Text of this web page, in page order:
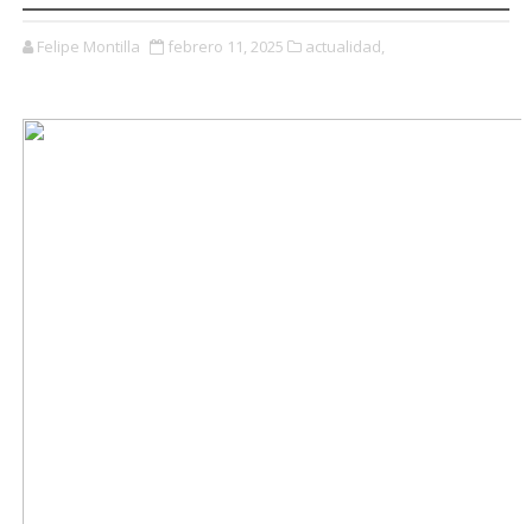
Felipe Montilla febrero 11, 2025 actualidad,